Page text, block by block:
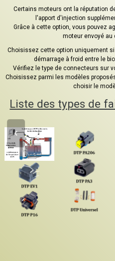
Certains moteurs ont la réputation
l'apport d'injection
Grâce à cette option, vous pouvez
moteur envoyé au
Choisissez cette option uniquement
démarrage à froid entre le
Vérifiez le type de connecteurs sur
Choisissez parmi les modèles
choisir le
Liste des types de